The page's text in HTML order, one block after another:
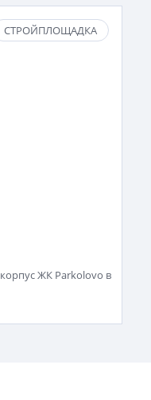
СТРОЙПЛОЩАДКА
ЖК Parkolovo в